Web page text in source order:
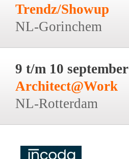
Trendz/Showup
NL-Gorinchem
9 t/m 10 september
Architect@Work
NL-Rotterdam